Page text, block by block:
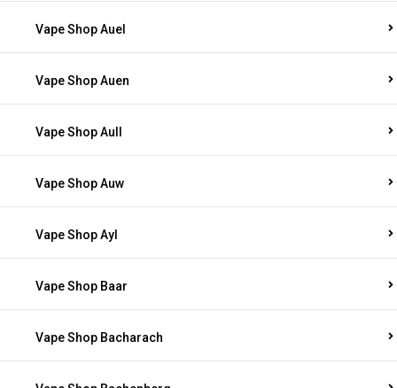
Vape Shop Auel
Vape Shop Auen
Vape Shop Aull
Vape Shop Auw
Vape Shop Ayl
Vape Shop Baar
Vape Shop Bacharach